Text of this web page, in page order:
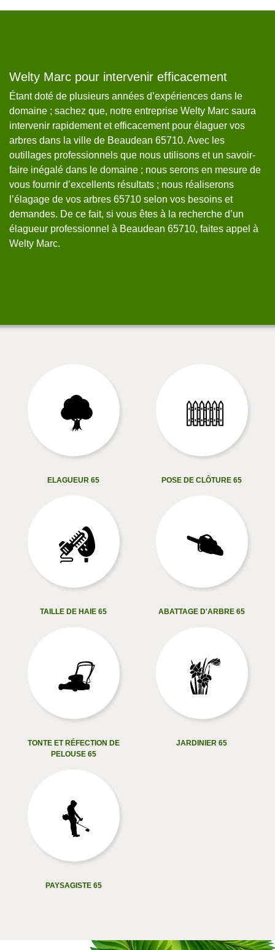
Welty Marc pour intervenir efficacement
Étant doté de plusieurs années d’expériences dans le
domaine ; sachez que, notre entreprise Welty Marc saura
intervenir rapidement et efficacement pour élaguer vos
arbres dans la ville de Beaudean 65710. Avec les
outillages professionnels que nous utilisons et un savoir-
faire inégalé dans le domaine ; nous serons en mesure de
vous fournir d’excellents résultats ; nous réaliserons
l’élagage de vos arbres 65710 selon vos besoins et
demandes. De ce fait, si vous êtes à la recherche d’un
élagueur professionnel à Beaudean 65710, faites appel à
Welty Marc.
ELAGUEUR 65 POSE DE CLÔTURE 65
TAILLE DE HAIE 65 ABATTAGE D'ARBRE 65
TONTE ET RÉFECTION DE
PELOUSE 65
JARDINIER 65
PAYSAGISTE 65